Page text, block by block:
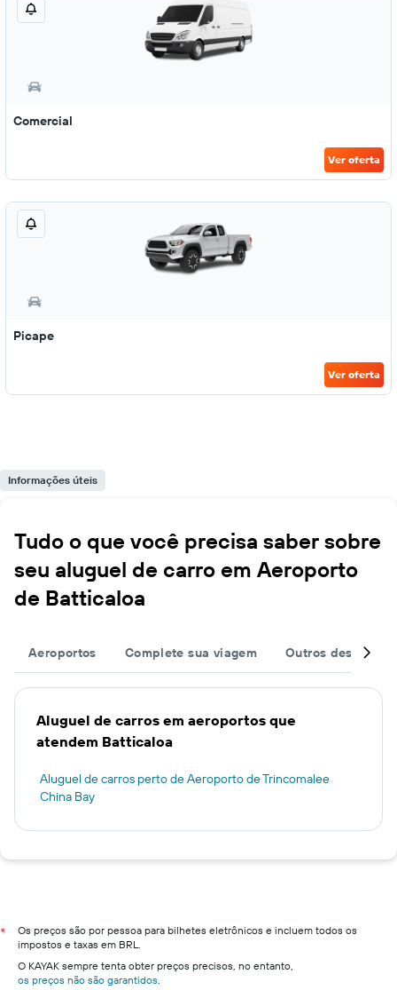
Comercial
Ver oferta
Picape
Ver oferta
Informações úteis
Tudo o que você precisa saber sobre
seu aluguel de carro em Aeroporto
de Batticaloa
Aeroportos Complete sua viagem Outros destinos
Aluguel de carros em aeroportos que
atendem Batticaloa
Aluguel de carros perto de Aeroporto de Trincomalee
China Bay
*
Os preços são por pessoa para bilhetes eletrônicos e incluem todos os
impostos e taxas em BRL.
O KAYAK sempre tenta obter preços precisos, no entanto,
os preços não são garantidos.